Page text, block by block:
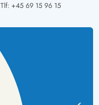
Tlf: +45 69 15 96 15